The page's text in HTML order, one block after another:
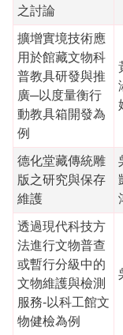
之討論
擴增實境技術應
用於館藏文物科
普教具研發與推
廣─以度量衡行
動教具箱開發為
例
德化堂藏傳統雕
版之研究與保存
維護
透過現代科技方
法進行文物普查
或暫行分級中的
文物維護與檢測
服務-以科工館文
物健檢為例